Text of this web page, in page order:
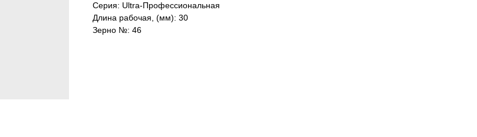
Серия: Ultra-Профессиональная
Длина рабочая, (мм): 30
Зерно №: 46